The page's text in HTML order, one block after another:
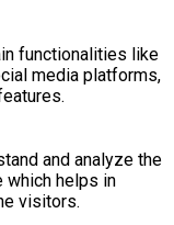
functionalities like
media platforms,
and analyze the
which helps in
visitors.